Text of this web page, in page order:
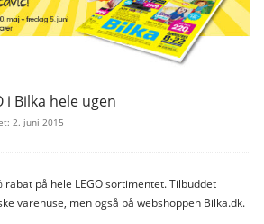
i Bilka hele ugen
2. juni 2015
rabat på hele LEGO sortimentet. Tilbuddet
varehuse, men også på webshoppen Bilka.dk.